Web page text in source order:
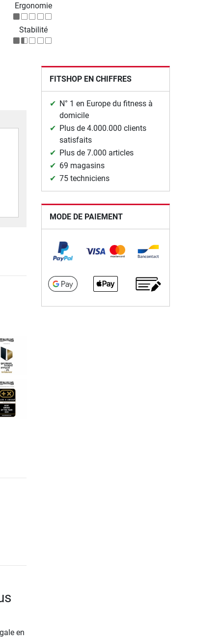
Ergonomie
Stabilité
en
FITSHOP EN CHIFFRES
N° 1 en Europe du fitness à
domicile
Plus de 4.000.000 clients
satisfaits
Plus de 7.000 articles
69 magasins
75 techniciens
MODE DE PAIEMENT